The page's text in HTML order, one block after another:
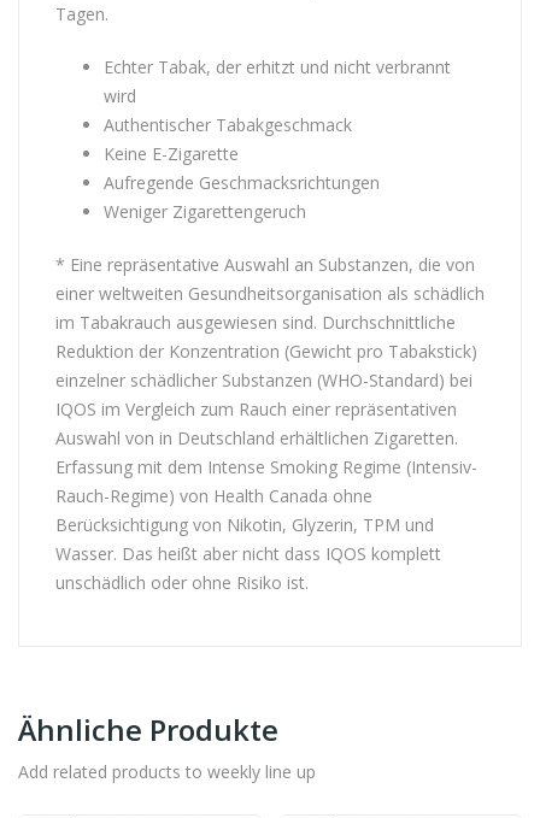
Tagen.
Echter Tabak, der erhitzt und nicht verbrannt
wird
Authentischer Tabakgeschmack
Keine E-Zigarette
Aufregende Geschmacksrichtungen
Weniger Zigarettengeruch
* Eine repräsentative Auswahl an Substanzen, die von
einer weltweiten Gesundheitsorganisation als schädlich
im Tabakrauch ausgewiesen sind. Durchschnittliche
Reduktion der Konzentration (Gewicht pro Tabakstick)
einzelner schädlicher Substanzen (WHO-Standard) bei
IQOS im Vergleich zum Rauch einer repräsentativen
Auswahl von in Deutschland erhältlichen Zigaretten.
Erfassung mit dem Intense Smoking Regime (Intensiv-
Rauch-Regime) von Health Canada ohne
Berücksichtigung von Nikotin, Glyzerin, TPM und
Wasser. Das heißt aber nicht dass IQOS komplett
unschädlich oder ohne Risiko ist.
Ähnliche Produkte
Add related products to weekly line up